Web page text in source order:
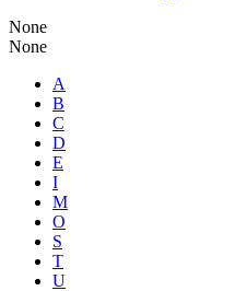
None
None
A
B
C
D
E
I
M
O
S
T
U